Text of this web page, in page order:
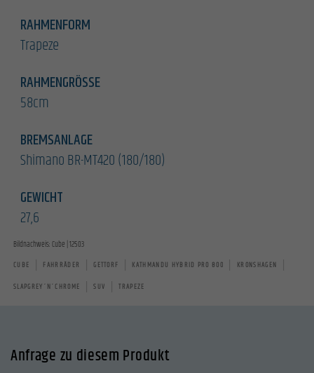
RAHMENFORM
Trapeze
RAHMENGRÖSSE
58cm
BREMSANLAGE
Shimano BR-MT420 (180/180)
GEWICHT
27,6
Bildnachweis: Cube | 12503
CUBE FAHRRÄDER GETTORF KATHMANDU HYBRID PRO 800 KRONSHAGEN
SLAPGREY´N´CHROME SUV TRAPEZE
Anfrage zu diesem Produkt